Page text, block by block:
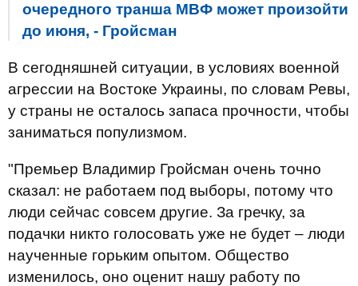
очередного транша МВФ может произойти
до июня, - Гройсман
В сегодняшней ситуации, в условиях военной
агрессии на Востоке Украины, по словам Ревы,
у страны не осталось запаса прочности, чтобы
заниматься популизмом.
"Премьер Владимир Гройсман очень точно
сказал: не работаем под выборы, потому что
люди сейчас совсем другие. За гречку, за
подачки никто голосовать уже не будет – люди
наученные горьким опытом. Общество
изменилось, оно оценит нашу работу по